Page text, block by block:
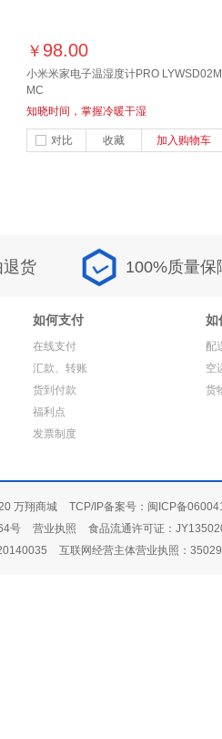
￥ 98.00
小米米家电子温湿度计PRO LYWSD02M
MC
知晓时间，掌握冷暖干湿
对比 收藏 加入购物车
退货 100%质量保
如何支付
在线支付
汇款、转账
货到付款
福利点
发票制度
如
配
空
货
万翔商城
TCP/IP备案号：闽ICP备
号
营业执照
食品流通许可证：
互联网经营主体营业执照：